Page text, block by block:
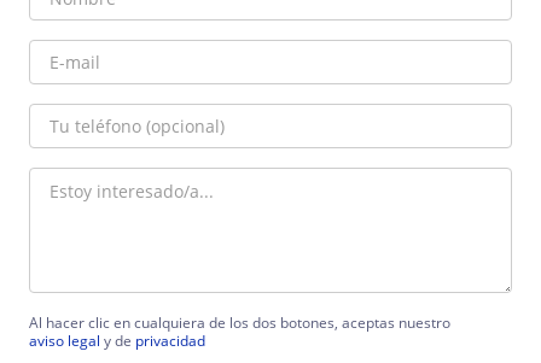
Al hacer clic en cualquiera de los dos botones, aceptas nuestro
aviso legal y de privacidad